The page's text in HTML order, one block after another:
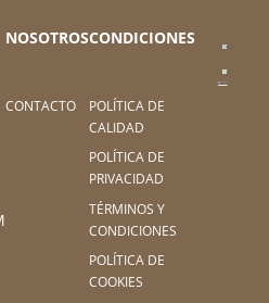
NOSOTROS
CONTACTO
CONDICIONES
POLÍTICA DE
CALIDAD
POLÍTICA DE
PRIVACIDAD
TÉRMINOS Y
CONDICIONES
POLÍTICA DE
COOKIES